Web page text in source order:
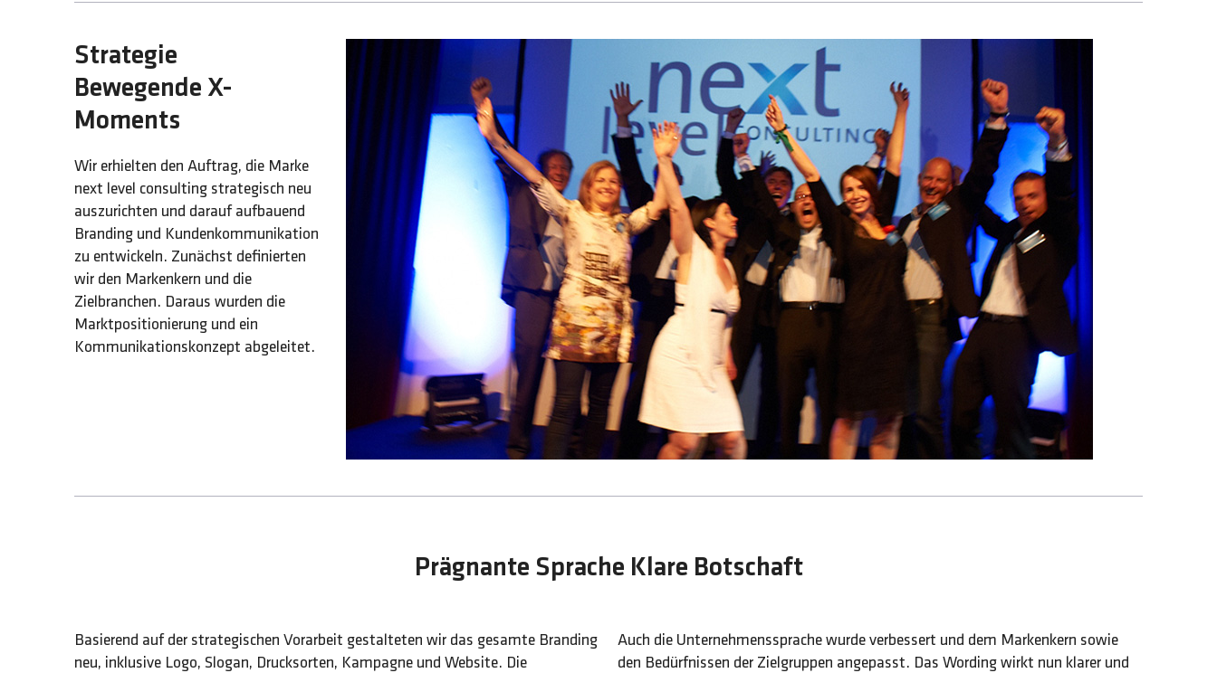
Strategie
Bewegende X-
Moments
Wir erhielten den Auftrag, die Marke
next level consulting strategisch neu
auszurichten und darauf aufbauend
Branding und Kundenkommunikation
zu entwickeln. Zunächst definierten
wir den Markenkern und die
Zielbranchen. Daraus wurden die
Marktpositionierung und ein
Kommunikationskonzept abgeleitet.
Prägnante Sprache Klare Botschaft
Basierend auf der strategischen Vorarbeit gestalteten wir das gesamte Branding
neu, inklusive Logo, Slogan, Drucksorten, Kampagne und Website. Die
Auch die Unternehmenssprache wurde verbessert und dem Markenkern sowie
den Bedürfnissen der Zielgruppen angepasst. Das Wording wirkt nun klarer und